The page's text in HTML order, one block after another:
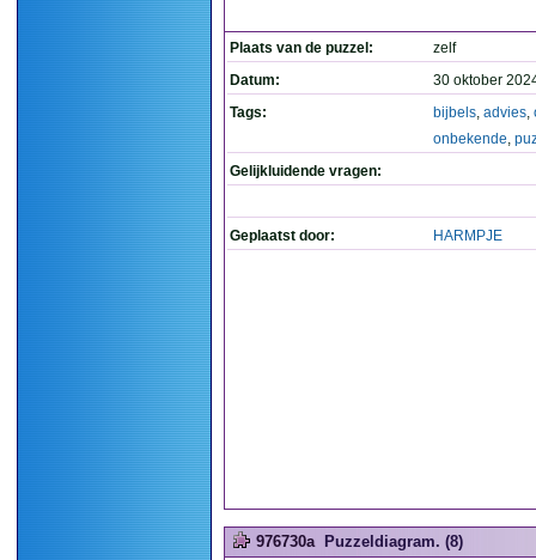
Plaats van de puzzel:
zelf
Datum:
30 oktober
Tags:
bijbels, advies,
onbekende,
Gelijkluidende vragen:
Geplaatst door: HARMPJE
976730a Puzzeldiagram. (8)